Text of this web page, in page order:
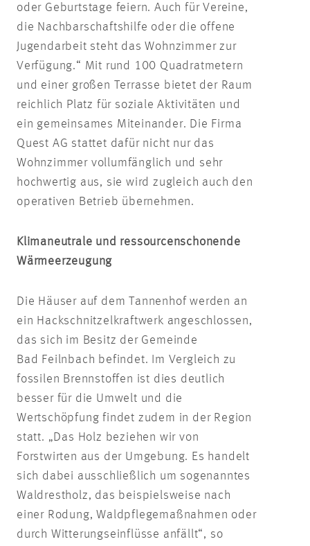
oder Geburtstage feiern. Auch für Vereine,
die Nachbarschaftshilfe oder die offene
Jugendarbeit steht das Wohnzimmer zur
Verfügung.“ Mit rund 100 Quadratmetern
und einer großen Terrasse bietet der Raum
reichlich Platz für soziale Aktivitäten und
ein gemeinsames Miteinander. Die Firma
Quest AG stattet dafür nicht nur das
Wohnzimmer vollumfänglich und sehr
hochwertig aus, sie wird zugleich auch den
operativen Betrieb übernehmen.
Klimaneutrale und ressourcenschonende
Wärmeerzeugung
Die Häuser auf dem Tannenhof werden an
ein Hackschnitzelkraftwerk angeschlossen,
das sich im Besitz der Gemeinde
Bad Feilnbach befindet. Im Vergleich zu
fossilen Brennstoffen ist dies deutlich
besser für die Umwelt und die
Wertschöpfung findet zudem in der Region
statt. „Das Holz beziehen wir von
Forstwirten aus der Umgebung. Es handelt
sich dabei ausschließlich um sogenanntes
Waldrestholz, das beispielsweise nach
einer Rodung, Waldpflegemaßnahmen oder
durch Witterungseinflüsse anfällt“, so